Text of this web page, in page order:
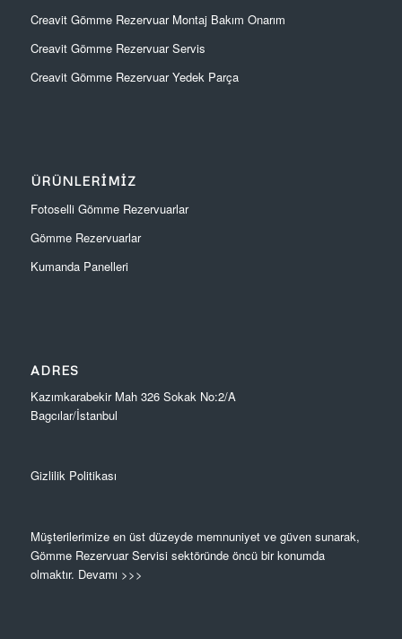
Creavit Gömme Rezervuar Montaj Bakım Onarım
Creavit Gömme Rezervuar Servis
Creavit Gömme Rezervuar Yedek Parça
ÜRÜNLERIMIZ
Fotoselli Gömme Rezervuarlar
Gömme Rezervuarlar
Kumanda Panelleri
ADRES
Kazımkarabekir Mah 326 Sokak No:2/A
Bagcılar/İstanbul
Gizlilik Politikası
Müşterilerimize en üst düzeyde memnuniyet ve güven sunarak,
Gömme Rezervuar Servisi sektöründe öncü bir konumda
olmaktır. Devamı >>>